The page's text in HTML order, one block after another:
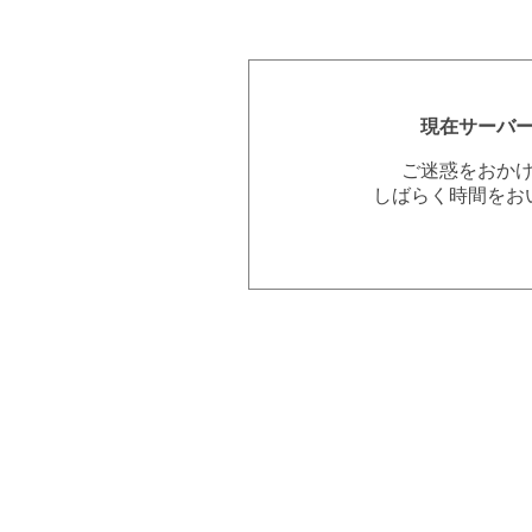
現在サーバ
ご迷惑をおか
しばらく時間を